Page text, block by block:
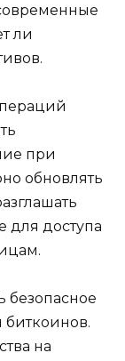
ли
при
обновлять
доступa
безопасное
биткоинов.​
на